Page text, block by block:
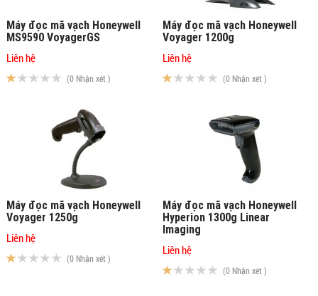
Máy đọc mã vạch Honeywell
MS9590 VoyagerGS
Liên hệ
(0 Nhận xét )
Máy đọc mã vạch Honeywell
Voyager 1200g
Liên hệ
(0 Nhận xét )
Máy đọc mã vạch Honeywell
Voyager 1250g
Liên hệ
(0 Nhận xét )
Máy đọc mã vạch Honeywell
Hyperion 1300g Linear
Imaging
Liên hệ
(0 Nhận xét )